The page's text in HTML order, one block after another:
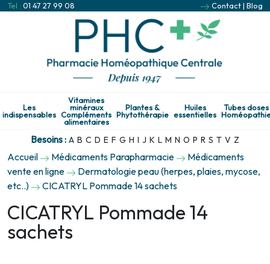
Tel : 01 47 27 99 08 Contact| Blog
Les
indispensables
Vitamines
minéraux
Compléments
alimentaires
Plantes &
Phytothérapie
Huiles
essentielles
Tubes doses
Besoins : A B C D E F G H I J K L M N O P R S T V Z
Accueil Médicaments Parapharmacie
Médicaments
vente en ligne
Dermatologie peau (herpes, plaies, mycose,
etc..)
CICATRYL Pommade 14 sachets
CICATRYL Pommade 14
sachets